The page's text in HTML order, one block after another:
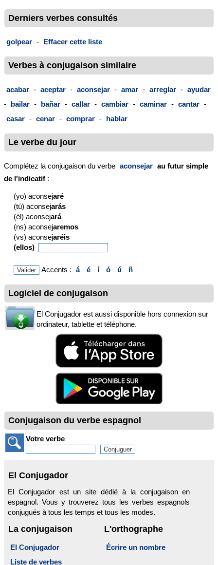
Derniers verbes consultés
golpear - Effacer cette liste
Verbes à conjugaison similaire
acabar - aceptar - aconsejar - amar - arreglar - ayudar
- bailar - bañar - callar - cambiar - caminar - cantar -
casar - cenar - comprar - hablar
Le verbe du jour
Complétez la conjugaison du verbe aconsejar au futur simple
de l'indicatif :
(yo) aconsejaré
(tú) aconsejarás
(él) aconsejará
(ns) aconsejaremos
(vs) aconsejaréis
(ellos)
Accents : á é í ó ú ñ
Logiciel de conjugaison
El Conjugador est aussi disponible hors connexion sur
ordinateur, tablette et téléphone.
Conjugaison du verbe espagnol
Votre verbe
El Conjugador
El Conjugador est un site dédié à la conjugaison en
espagnol. Vous y trouverez tous les verbes espagnols
conjugués à tous les temps et tous les modes.
La conjugaison
El Conjugador
Liste de verbes
L'orthographe
Écrire un nombre